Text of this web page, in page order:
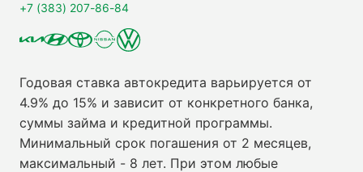
+7 (383) 207-86-84
Годовая ставка автокредита варьируется от
4.9% до 15% и зависит от конкретного банка,
суммы займа и кредитной программы.
Минимальный срок погашения от 2 месяцев,
максимальный - 8 лет. При этом любые